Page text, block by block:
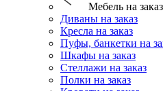
Мебель на заказ
Диваны на заказ
Кресла на заказ
Пуфы, банкетки на
Шкафы на заказ
Стеллажи на заказ
Полки на заказ